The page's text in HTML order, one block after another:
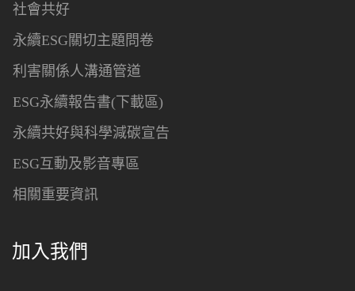
社會共好
永續ESG關切主題問卷
利害關係人溝通管道
ESG永續報告書(下載區)
永續共好與科學減碳宣告
ESG互動及影音專區
相關重要資訊
加入我們